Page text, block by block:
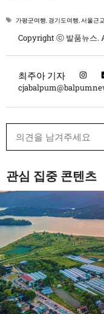
태
가평군여행, 경기도여행,서울근
Copyright ⓒ 발품뉴스.
최주아 기자
관심 집중 콘텐츠